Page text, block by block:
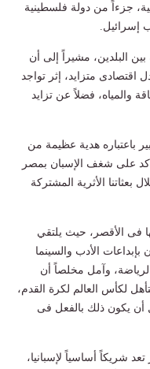
جزءاً من دولة فلسطينية
إسرائيل.
بين البلدين، مشيراً إلى أن
اقتصادى متزايد، إثر تواجد
والمياه، فضلاً عن تزايد
باعتباره هدية عظيمة من
على شغف الإسبان بمصر
بعثاتنا الأثرية المشتركة
فى الأقصر، حيث يلتقي
الأدب والسينما
وآمل مخلصاً أن
لكأس العالم لكرة القدم،
أن يكون ذلك بالفعل فى
شريكاً أساسياً لإسبانيا،